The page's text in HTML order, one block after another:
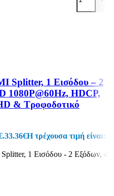
Splitter, 1 Εισόδου – 2
1080P@60Hz, HDCP,
& Τροφοδοτικό
33.36€Η τρέχουσα τιμή είναι:
1 Εισόδου - 2 Εξόδων,